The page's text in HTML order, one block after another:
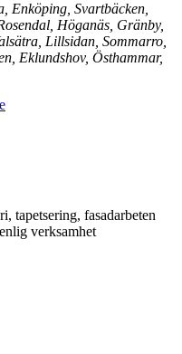
Enköping, Svartbäcken,
Höganäs, Gränby,
Lillsidan, Sommarro,
Eklundshov, Östhammar,
tapetsering, fasadarbeten
verksamhet